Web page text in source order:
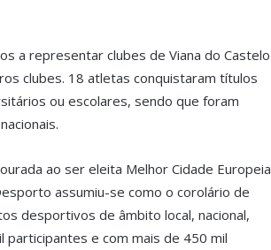
a representar clubes de Viana do Castelo
clubes. 18 atletas conquistaram títulos
ou escolares, sendo que foram
ao ser eleita Melhor Cidade Europeia
assumiu-se como o corolário de
desportivos de âmbito local, nacional,
participantes e com mais de 450 mil